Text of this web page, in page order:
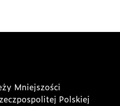
Mniejszości
Polskiej